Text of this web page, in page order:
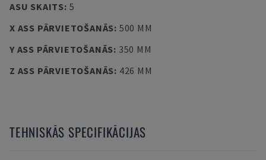
ASU SKAITS: 5
X ASS PĀRVIETOŠANĀS: 500 MM
Y ASS PĀRVIETOŠANĀS: 350 MM
Z ASS PĀRVIETOŠANĀS: 426 MM
TEHNISKĀS SPECIFIKĀCIJAS